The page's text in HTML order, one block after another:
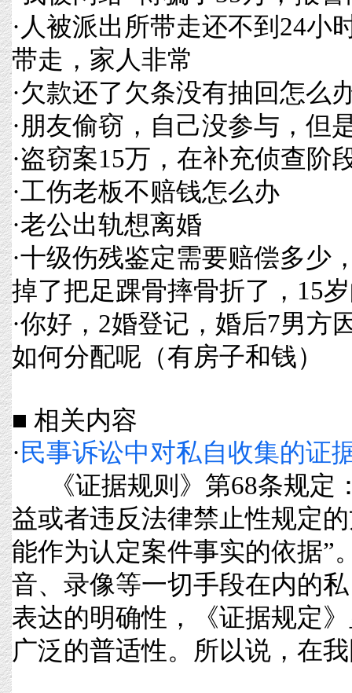
· 人被派出所带走还不到24小
带走，家人非常
·欠款还了欠条没有抽回怎么
·朋友偷窃，自己没参与，但
·盗窃案15万，在补充侦查阶
·工伤老板不赔钱怎么办
·老公出轨想离婚
·十级伤残鉴定需要赔偿多少
掉了把足踝骨摔骨折了，15
·你好，2婚登记，婚后7男方
如何分配呢（有房子和钱）
■ 相关内容
· 民事诉讼中对私自收集的证
《证据规则》第68条规定
益或者违反法律禁止性规定
能作为认定案件事实的依据”
音、录像等一切手段在内的
表达的明确性，《证据规定
广泛的普适性。所以说，在